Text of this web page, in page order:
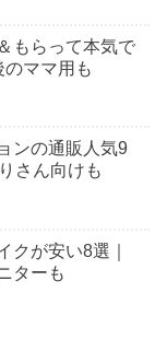
もらって本気で
ママ用も
ンの通販人気9
さん向けも
クが安い8選｜
ターも